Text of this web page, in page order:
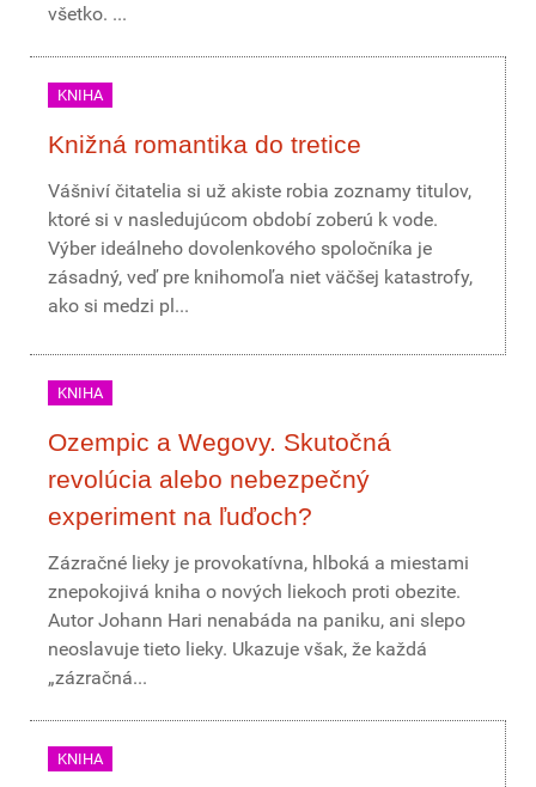
všetko. ...
KNIHA
Knižná romantika do tretice
Vášniví čitatelia si už akiste robia zoznamy titulov,
ktoré si v nasledujúcom období zoberú k vode.
Výber ideálneho dovolenkového spoločníka je
zásadný, veď pre knihomoľa niet väčšej katastrofy,
ako si medzi pl...
KNIHA
Ozempic a Wegovy. Skutočná
revolúcia alebo nebezpečný
experiment na ľuďoch?
Zázračné lieky je provokatívna, hlboká a miestami
znepokojivá kniha o nových liekoch proti obezite.
Autor Johann Hari nenabáda na paniku, ani slepo
neoslavuje tieto lieky. Ukazuje však, že každá
„zázračná...
KNIHA